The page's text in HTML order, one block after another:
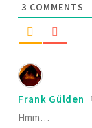
3 COMMENTS
Frank Gülden
Hmm…